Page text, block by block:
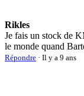
Rikles
Je fais un stock de
le monde quand
Répondre · Il y a 9 ans